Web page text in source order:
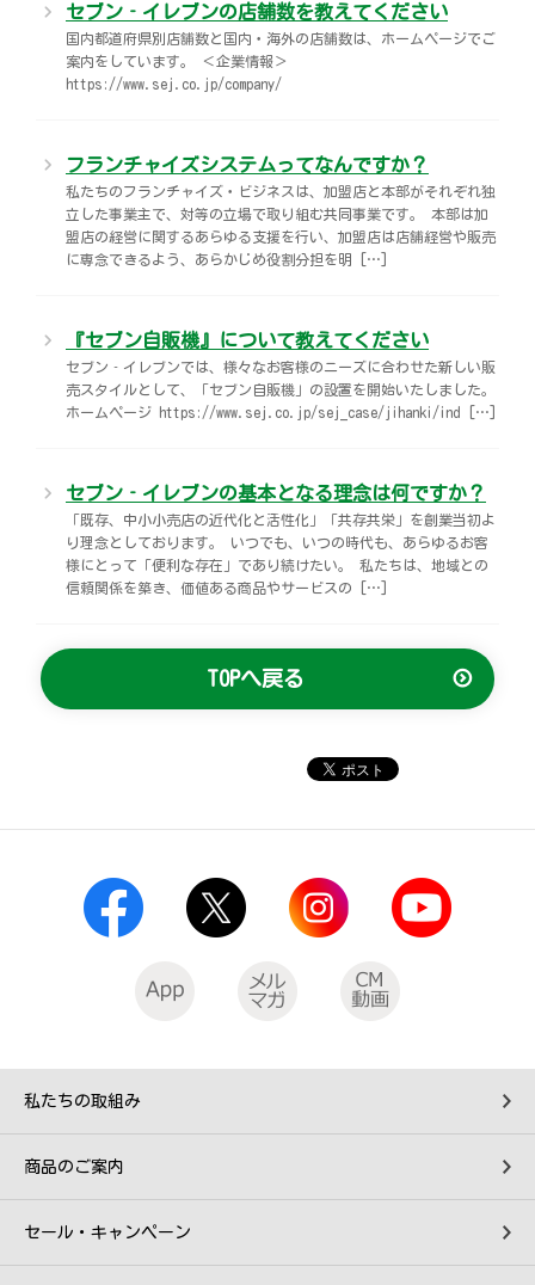
セブン‐イレブンの店舗数を教えてください
国内都道府県別店舗数と国内・海外の店舗数は、ホームページでご
案内をしています。 ＜企業情報＞
https://www.sej.co.jp/company/
フランチャイズシステムってなんですか？
私たちのフランチャイズ・ビジネスは、加盟店と本部がそれぞれ独
立した事業主で、対等の立場で取り組む共同事業です。 本部は加
盟店の経営に関するあらゆる支援を行い、加盟店は店舗経営や販売
に専念できるよう、あらかじめ役割分担を明 […]
『セブン自販機』について教えてください
セブン‐イレブンでは、様々なお客様のニーズに合わせた新しい販
売スタイルとして、「セブン自販機」の設置を開始いたしました。
ホームページ https://www.sej.co.jp/sej_case/jihanki/ind […]
セブン‐イレブンの基本となる理念は何ですか？
「既存、中小小売店の近代化と活性化」「共存共栄」を創業当初よ
り理念としております。 いつでも、いつの時代も、あらゆるお客
様にとって「便利な存在」であり続けたい。 私たちは、地域との
信頼関係を築き、価値ある商品やサービスの […]
TOPへ戻る
私たちの取組み
商品のご案内
セール・キャンペーン